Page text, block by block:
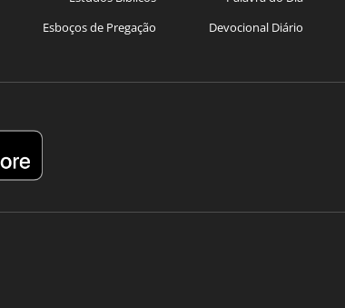
Esboços de Pregação
Devocional Diário